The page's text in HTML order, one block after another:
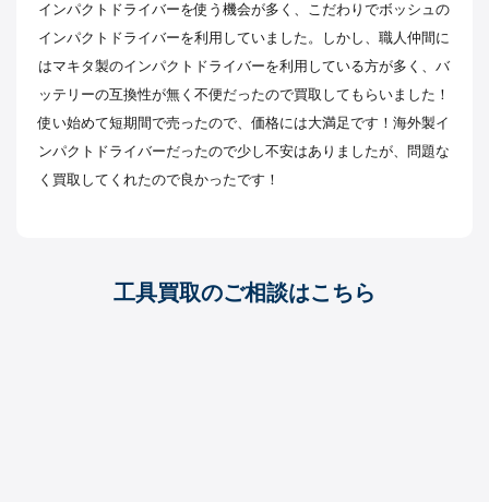
インパクトドライバーを使う機会が多く、こだわりでボッシュの
インパクトドライバーを利用していました。しかし、職人仲間に
はマキタ製のインパクトドライバーを利用している方が多く、バ
ッテリーの互換性が無く不便だったので買取してもらいました！
使い始めて短期間で売ったので、価格には大満足です！海外製イ
ンパクトドライバーだったので少し不安はありましたが、問題な
く買取してくれたので良かったです！
工具買取のご相談はこちら